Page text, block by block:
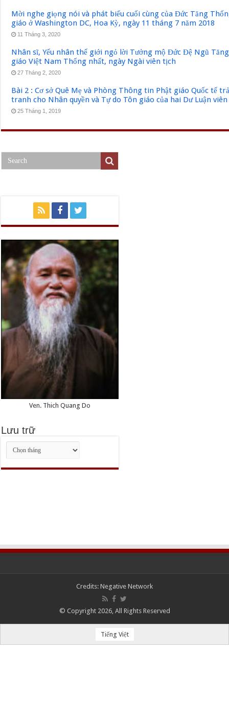
Mời nghe giọng nói và phát biểu cuối cùng của Đức Tăng
giáo ở Washington DC, Hoa Kỳ, ngày 11 tháng 7 năm 2018
11 Tháng 3, 2020
Nhân sĩ, Yếu nhân thế giới ngỏ lời Tưởng mộ Đức Đệ Ngũ
giáo Việt Nam Thống nhất, ngày Ngài viên tịch
27 Tháng 2, 2020
Bài 2 : Cơ sở Quê Mẹ và Phòng Thông tin Phật giáo Quốc tế
tranh cho Nhân quyền và Tự do Tôn giáo của hai Dư Luận viên
25 Tháng 1, 2019
Ven. Thich Quang Do
Lưu trữ
Lưu
trữ
Credits: Negative Network
© Copyright 2026, All Rights Reserved
Tiếng Việt